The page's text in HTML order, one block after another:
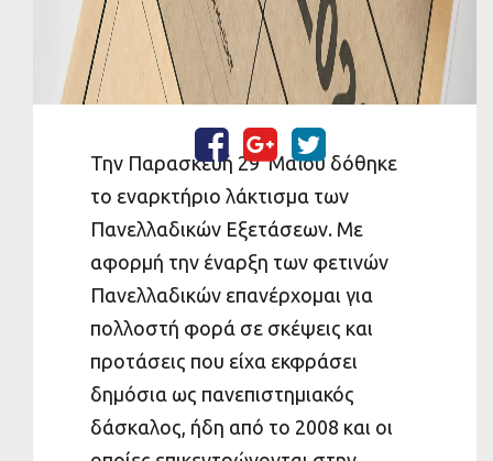
Την Παρασκευή 29 Μαΐου δόθηκε
το εναρκτήριο λάκτισμα των
Πανελλαδικών Εξετάσεων. Με
αφορμή την έναρξη των φετινών
Πανελλαδικών επανέρχομαι για
πολλοστή φορά σε σκέψεις και
προτάσεις που είχα εκφράσει
δημόσια ως πανεπιστημιακός
δάσκαλος, ήδη από το 2008 και οι